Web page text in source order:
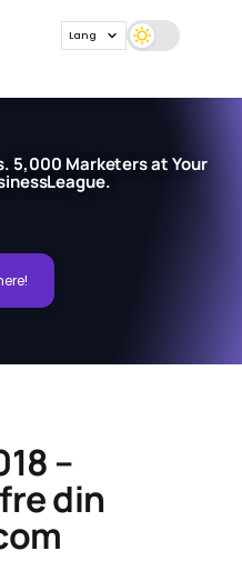
Lang
5,000 Marketers at Your
–
din